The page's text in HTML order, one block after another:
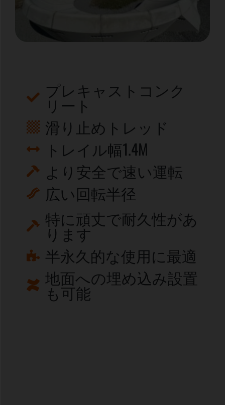
プレキャストコンク
リート
滑り止めトレッド
トレイル幅1.4M
より安全で速い運転
広い回転半径
特に頑丈で耐久性があ
ります
半永久的な使用に最適
地面への埋め込み設置
も可能